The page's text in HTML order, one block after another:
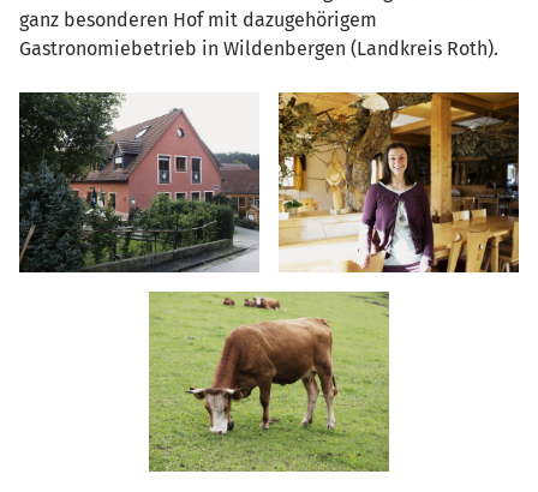
ganz besonderen Hof mit dazugehörigem
Gastronomiebetrieb in Wildenbergen (Landkreis Roth).